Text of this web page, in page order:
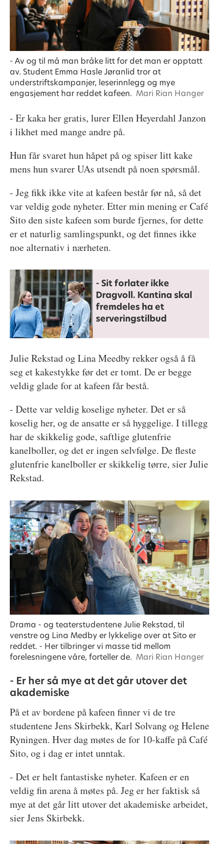
- Av og til må man bråke litt for det man er opptatt
av. Student Emma Hasle Jøranlid tror at
understriftskampanjer, leserinnlegg og mye
engasjement har reddet kafeen. Mari Rian Hanger
- Er kaka her gratis, lurer Ellen Heyerdahl Janzon
i likhet med mange andre på.
Hun får svaret hun håpet på og spiser litt kake
mens hun svarer UAs utsendt på noen spørsmål.
- Jeg fikk ikke vite at kafeen består før nå, så det
var veldig gode nyheter. Etter min mening er Café
Sito den siste kafeen som burde fjernes, for dette
er et naturlig samlingspunkt, og det finnes ikke
noe alternativ i nærheten.
- Sit forlater ikke
Dragvoll. Kantina skal
fremdeles ha et
serveringstilbud
Julie Rekstad og Lina Meedby rekker også å få
seg et kakestykke før det er tomt. De er begge
veldig glade for at kafeen får bestå.
- Dette var veldig koselige nyheter. Det er så
koselig her, og de ansatte er så hyggelige. I tillegg
har de skikkelig gode, saftlige glutenfrie
kanelboller, og det er ingen selvfølge. De fleste
glutenfrie kanelboller er skikkelig tørre, sier Julie
Rekstad.
Drama - og teaterstudentene Julie Rekstad, til
venstre og Lina Medby er lykkelige over at Sito er
reddet. - Her tilbringer vi masse tid mellom
forelesningene våre, forteller de. Mari Rian Hanger
- Er her så mye at det går utover det
akademiske
På et av bordene på kafeen finner vi de tre
studentene Jens Skirbekk, Karl Solvang og Helene
Ryningen. Hver dag møtes de for 10-kaffe på Café
Sito, og i dag er intet unntak.
- Det er helt fantastiske nyheter. Kafeen er en
veldig fin arena å møtes på. Jeg er her faktisk så
mye at det går litt utover det akademiske arbeidet,
sier Jens Skirbekk.